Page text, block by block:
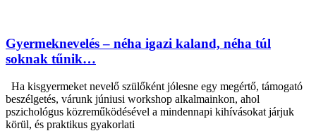
Gyermeknevelés – néha igazi kaland, néha túl
soknak tűnik…
Ha kisgyermeket nevelő szülőként jólesne egy megértő, támogató
beszélgetés, várunk júniusi workshop alkalmainkon, ahol
pszichológus közreműködésével a mindennapi kihívásokat járjuk
körül, és praktikus gyakorlati